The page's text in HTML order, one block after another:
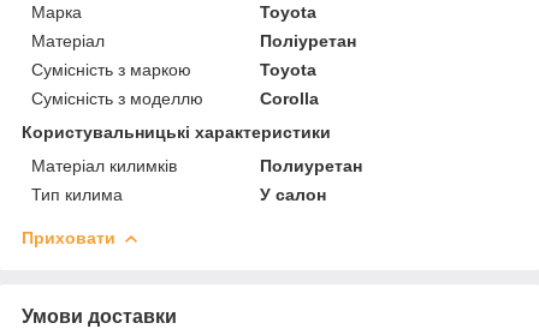
Марка
Toyota
Матеріал
Поліуретан
Сумісність з маркою
Toyota
Сумісність з моделлю
Corolla
Користувальницькі характеристики
Матеріал килимків
Полиуретан
Тип килима
У салон
Приховати
Умови доставки